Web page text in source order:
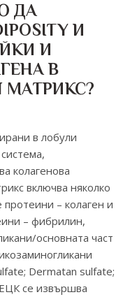
ДА
И
И
В
МАТРИКС?
в лобули
колагенова
включва няколко
протеини – колаген и
– фибрилин,
основната част
Dermatan sulfate;
се извършва